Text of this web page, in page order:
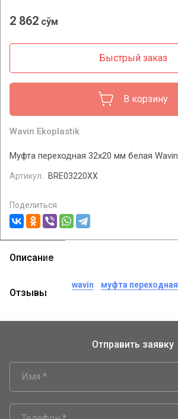
2 862 сўм
В корзину
Быстрый заказ
Wavin Ekoplastik
Муфта переходная 32х20 мм белая Wavin
Артикул: BRE03220XX
Поделиться
Описание
Отзывы
wavin муфта переходная
Отправить заявку